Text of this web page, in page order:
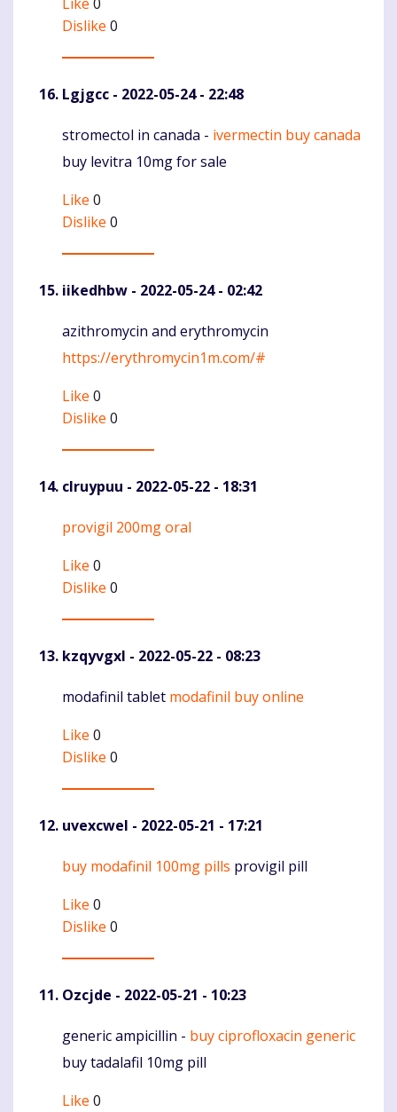
Dislike 0
Lgjgcc - 2022-05-24 - 22:48
Komentaras
stromectol in canada - ivermectin buy canada
buy levitra 10mg for sale
Like 0
Dislike 0
iikedhbw - 2022-05-24 - 02:42
Komentaras
azithromycin and erythromycin
https://erythromycin1m.com/#
Like 0
Dislike 0
clruypuu - 2022-05-22 - 18:31
Komentaras
provigil 200mg oral
Like 0
Dislike 0
kzqyvgxl - 2022-05-22 - 08:23
Komentaras
modafinil tablet modafinil buy online
Like 0
Dislike 0
uvexcwel - 2022-05-21 - 17:21
Komentaras
buy modafinil 100mg pills provigil pill
Like 0
Dislike 0
Ozcjde - 2022-05-21 - 10:23
Komentaras
generic ampicillin - buy ciprofloxacin generic
buy tadalafil 10mg pill
Like 0